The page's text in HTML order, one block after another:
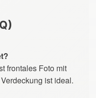
frontales Foto mit
ist ideal.